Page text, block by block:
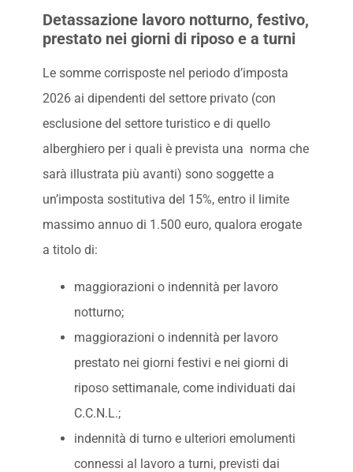
Detassazione lavoro notturno, festivo,
prestato nei giorni di riposo e a turni
Le somme corrisposte nel periodo d’imposta
2026 ai dipendenti del settore privato (con
esclusione del settore turistico e di quello
alberghiero per i quali è prevista una norma che
sarà illustrata più avanti) sono soggette a
un’imposta sostitutiva del 15%, entro il limite
massimo annuo di 1.500 euro, qualora erogate
a titolo di:
maggiorazioni o indennità per lavoro
notturno;
maggiorazioni o indennità per lavoro
prestato nei giorni festivi e nei giorni di
riposo settimanale, come individuati dai
C.C.N.L.;
indennità di turno e ulteriori emolumenti
connessi al lavoro a turni, previsti dai